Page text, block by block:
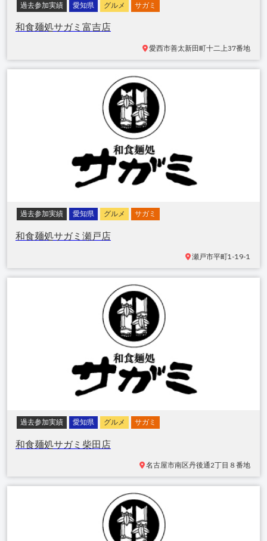
過去参加実績 愛知県 グルメ サガミ
和食麺処サガミ富吉店
愛西市善太新田町十二上37番地
過去参加実績 愛知県 グルメ サガミ
和食麺処サガミ瀬戸店
瀬戸市平町1-19-1
過去参加実績 愛知県 グルメ サガミ
和食麺処サガミ柴田店
名古屋市南区丹後通2丁目８番地